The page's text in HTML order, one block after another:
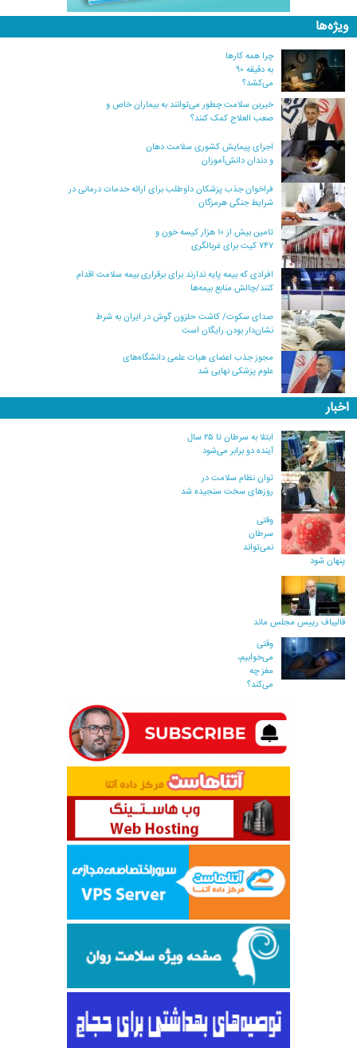
ویژه‌ها
چرا همه کارها
به دقیقه ۹۰
می‌کشد؟
خیرین سلامت چطور می‌توانند به بیماران خاص و
صعب العلاج کمک کنند؟
اجرای پیمایش کشوری سلامت دهان
و دندان دانش‌آموزان
فراخوان جذب پزشکان داوطلب برای ارائه خدمات درمانی در
شرایط جنگی هرمزگان
تامین بیش از ۱۰ هزار کیسه خون و
۷۴۷ کیت برای غربالگری
افرادی که بیمه پایه ندارند برای برقراری بیمه سلامت اقدام
کنند/چالش منابع بیمه‌ها
صدای سکوت/ کاشت حلزون گوش در ایران به شرط
نشان‌دار بودن رایگان است
مجوز جذب اعضای هیات علمی دانشگاه‌های
علوم پزشکی نهایی شد
اخبار
ابتلا به سرطان تا ۲۵ سال
آینده دو برابر می‌شود
توان نظام سلامت در
روزهای سخت سنجیده شد
وقتی
سرطان
نمی‌تواند
پنهان شود
قالیباف رییس مجلس ماند
وقتی
می‌خوابیم،
مغز چه
می‌کند؟